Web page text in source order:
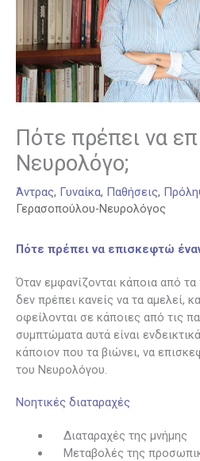
Πότε πρέπει να
Νευρολόγο;
Άντρας, Γυναίκα, Παθήσεις,
Γερασοπούλου-Νευρολόγος
Πότε πρέπει να επισκεφτώ
Όταν εμφανίζονται κάποια από
δεν πρέπει κανείς να τα αμελεί,
οφείλονται σε κάποιες από τις
συμπτώματα αυτά είναι
κάποιον που τα βιώνει, να
του Νευρολόγου.
Νοητικές διαταραχές
Διαταραχές της μνήμης
Μεταβολές της